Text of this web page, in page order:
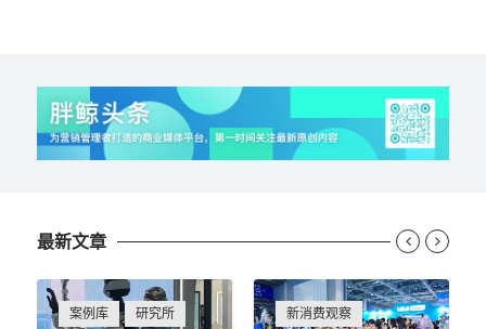
最新文章
案例库 研究所 新消费观察
 